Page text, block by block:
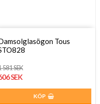
Tous
581 SEK
SEK
KÖP